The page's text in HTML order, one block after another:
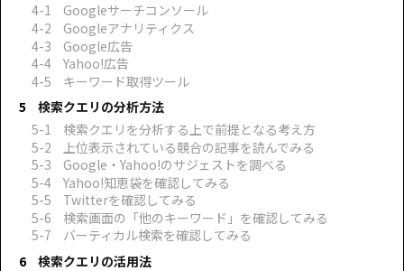
Googleサーチコンソール
Googleアナリティクス
Google広告
Yahoo!広告
キーワード取得ツール
検索クエリの分析方法
検索クエリを分析する上で前提となる考え方
上位表示されている競合の記事を読んでみる
Google・Yahoo!のサジェストを調べる
Yahoo!知恵袋を確認してみる
Twitterを確認してみる
検索画面の「他のキーワード」を確認してみる
バーティカル検索を確認してみる
検索クエリの活用法